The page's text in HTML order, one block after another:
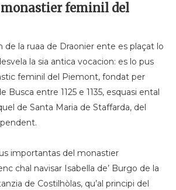
feminil del
de la ruaa de Draonier ente es plaçat lo
la sia antica vocacion: es lo pus
feminil del Piemont, fondat per
Busca entre 1125 e 1135, esquasi ental
de Santa Maria de Staffarda, del
importantas del monastier
chal navisar Isabella de’ Burgo de la
de Costilhòlas, qu’al principi del